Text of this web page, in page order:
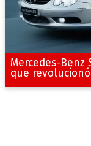
Mercedes-Benz
que